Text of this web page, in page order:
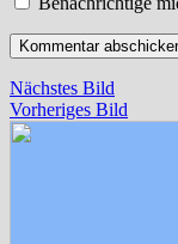
Nächstes Bild
Vorheriges Bild